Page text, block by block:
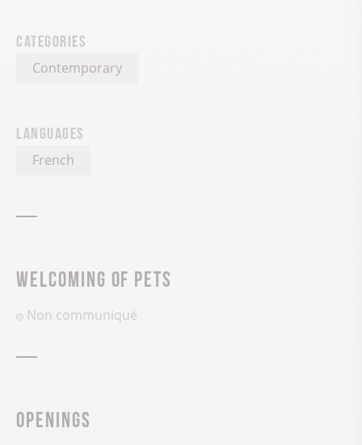
Categories
Contemporary
Languages
French
Welcoming of pets
Non communiqué
Openings